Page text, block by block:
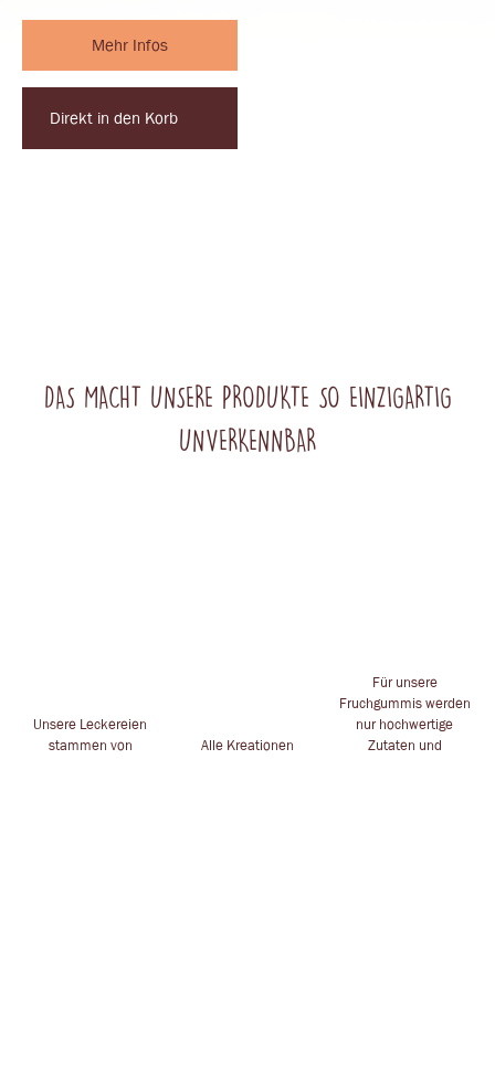
Mehr Infos
Direkt in den Korb
DAS MACHT UNSERE PRODUKTE SO EINZIGARTIG
UNVERKENNBAR
Unsere Leckereien
stammen von
Alle Kreationen
Für unsere
Fruchgummis werden
nur hochwertige
Zutaten und